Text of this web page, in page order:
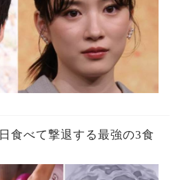
食べて撃退する最強の3食